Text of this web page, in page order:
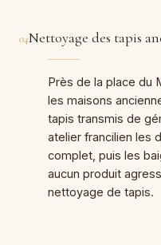
04Nettoyage des tapis
Près de la place du
les maisons
tapis transmis de
atelier francilien les
complet, puis les
aucun produit
nettoyage de tapis.